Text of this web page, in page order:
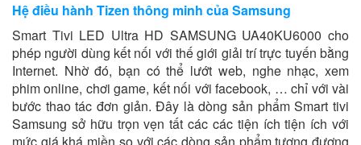
Hệ điều hành Tizen thông minh của Samsung
Smart Tivi LED Ultra HD SAMSUNG UA40KU6000 cho
phép người dùng kết nối với thế giới giải trí trực tuyến bằng
Internet. Nhờ đó, bạn có thể lướt web, nghe nhạc, xem
phim online, chơi game, kết nối với facebook, … chỉ với vài
bước thao tác đơn giản. Đây là dòng sản phẩm Smart tivi
Samsung sở hữu trọn vẹn tất các các tiện ích tiện ích với